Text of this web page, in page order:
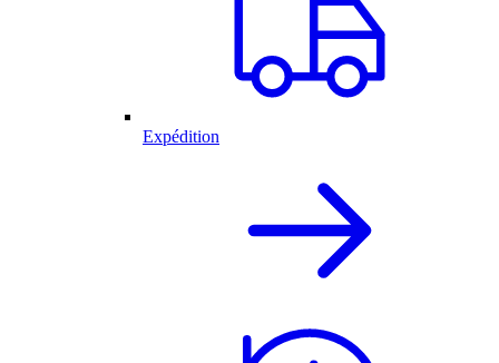
Expédition